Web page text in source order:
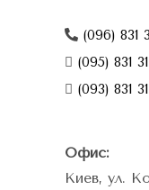
(096) 831
(095) 831
(093) 831
Офис:
Киев, ул.